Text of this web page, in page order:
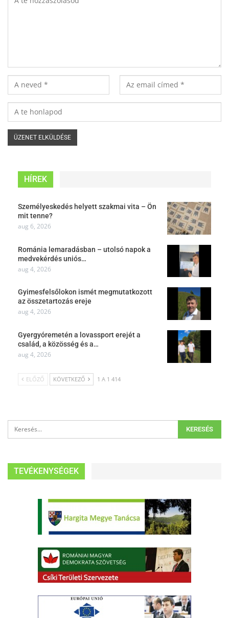
HÍREK
Személyeskedés helyett szakmai vita – Ön
mit tenne?
aug 6, 2026
Románia lemaradásban – utolsó napok a
medvekérdés uniós…
aug 4, 2026
Gyimesfelsőlokon ismét megmutatkozott
az összetartozás ereje
aug 4, 2026
Gyergyóremetén a lovassport erejét a
család, a közösség és a…
aug 4, 2026
ELŐZŐ KÖVETKEZŐ 1 A 1 414
TEVÉKENYSÉGEK